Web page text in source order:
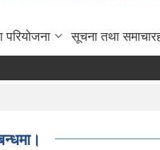
परियोजना सूचना तथा